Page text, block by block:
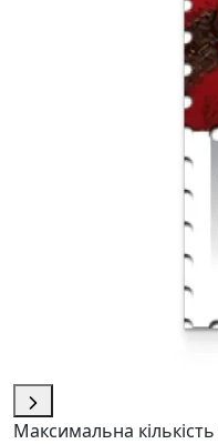
Максимальна